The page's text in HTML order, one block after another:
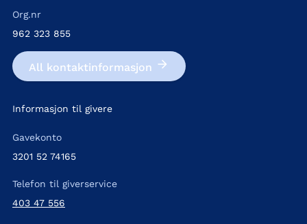
Org.nr
962 323 855
All kontakt­informasjon
Informasjon til givere
Gavekonto
3201 52 74165
Telefon til giverservice
403 47 556